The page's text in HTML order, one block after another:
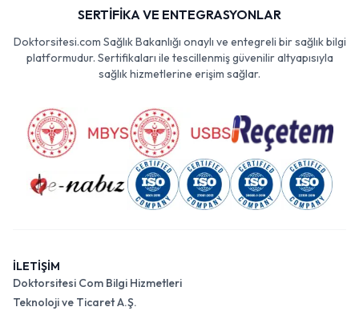
SERTİFİKA VE ENTEGRASYONLAR
Doktorsitesi.com Sağlık Bakanlığı onaylı ve entegreli bir sağlık bilgi
platformudur. Sertifikaları ile tescillenmiş güvenilir altyapısıyla
sağlık hizmetlerine erişim sağlar.
İLETİŞİM
Doktorsitesi Com Bilgi Hizmetleri
Teknoloji ve Ticaret A.Ş.